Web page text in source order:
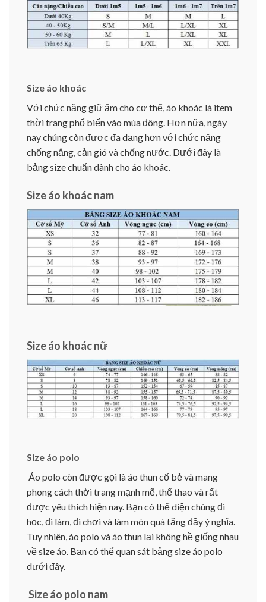
Size áo khoác
Với chức năng giữ ấm cho cơ thể, áo khoác là item
thời trang phổ biến vào mùa đông. Hơn nữa, ngày
nay chúng còn được đa dạng hơn với chức năng
chống nắng, cản gió và chống nước. Dưới đây là
bảng size chuẩn dành cho áo khoác.
Size áo khoác nam
Size áo khoác nữ
Size áo polo
Áo polo còn được gọi là áo thun cổ bẻ và mang
phong cách thời trang mạnh mẽ, thể thao và rất
được yêu thích hiện nay. Bạn có thể diện chúng đi
học, đi làm, đi chơi và làm món quà tặng đầy ý nghĩa.
Tuy nhiên, áo polo và áo thun lại không hề giống nhau
về size áo. Bạn có thể quan sát bảng size áo polo
dưới đây.
Size áo polo nam